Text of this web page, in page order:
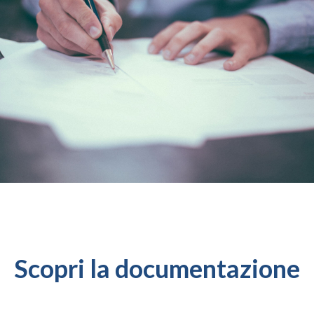
Scopri la documentazione